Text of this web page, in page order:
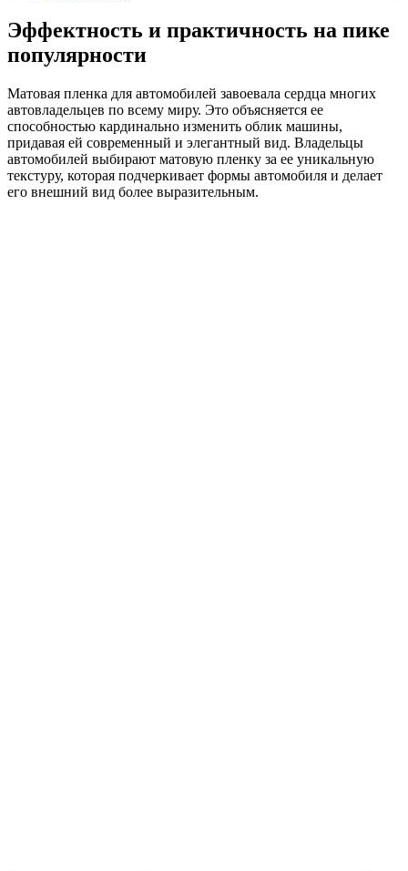
Эффектность и практичность на пике
популярности
Матовая пленка для автомобилей завоевала сердца многих
автовладельцев по всему миру. Это объясняется ее
способностью кардинально изменить облик машины,
придавая ей современный и элегантный вид. Владельцы
автомобилей выбирают матовую пленку за ее уникальную
текстуру, которая подчеркивает формы автомобиля и делает
его внешний вид более выразительным.